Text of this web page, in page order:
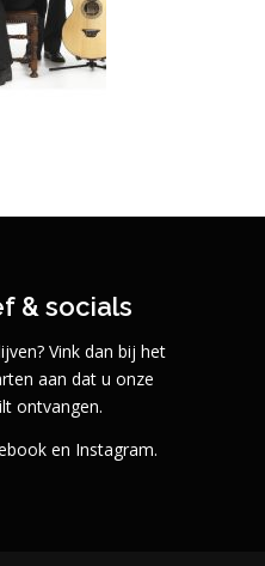
& socials
Vink dan bij het
aan dat u onze
ontvangen.
en Instagram.